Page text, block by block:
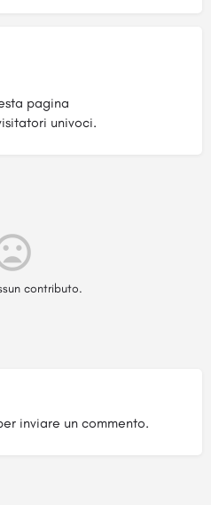
pagina
univoci.
contributo.
inviare un commento.